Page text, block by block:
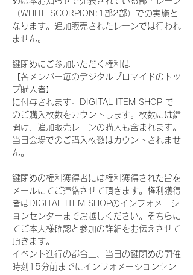
（WHITE SCORPION:1部2部）での実施と
なります。追加販売されたレーンでは行われ
ません。
鍵閉めにご参加いただく権利は
【各メンバー毎のデジタルブロマイドのトッ
プ購入者】
に付与されます。DIGITAL ITEM SHOP で
のご購入枚数をカウントします。枚数には鍵
開け、追加販売レーンの購入も含まれます。
当日会場でのご購入枚数はカウントされませ
ん。
鍵閉めの権利獲得者には権利獲得された旨を
メールにてご連絡させて頂きます。権利獲得
者はDIGITAL ITEM SHOPのインフォメーシ
ョンセンターまでお越しください。そちらに
てご本人様確認と参加の詳細をお伝えさせて
頂きます。
イベント進行の都合上、当日の鍵閉めの開催
時刻15分前までにインフォメーションセン